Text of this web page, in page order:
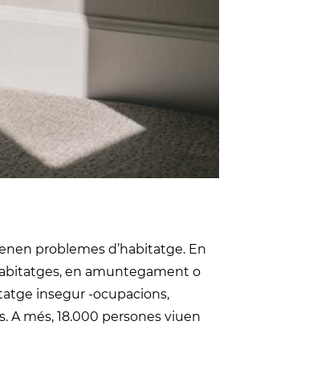
problemes d’habitatge. En
en amuntegament o
insegur -ocupacions,
més, 18.000 persones viuen